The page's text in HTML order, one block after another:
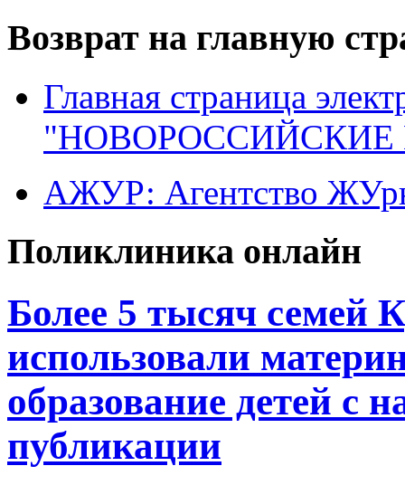
Возврат на главную
Главная страница
"НОВОРОССИЙСКИЕ
АЖУР: Агентство
Поликлиника онлайн
Более 5 тысяч семей
использовали
образование детей с
публикации